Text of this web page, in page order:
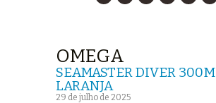
OMEGA
SEAMASTER DIVER 300M
LARANJA
29 de julho de 2025